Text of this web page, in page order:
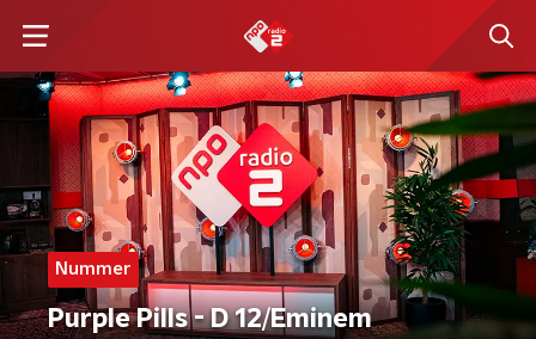
Nummer
Purple Pills - D 12/Eminem